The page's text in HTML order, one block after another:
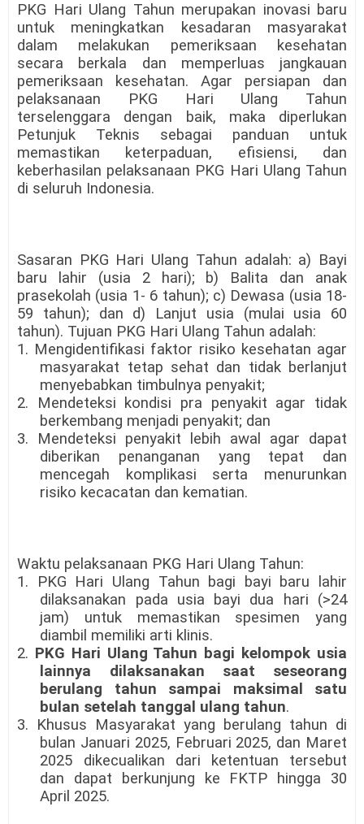
PKG Hari Ulang Tahun merupakan inovasi baru
untuk meningkatkan kesadaran masyarakat
dalam melakukan pemeriksaan kesehatan
secara berkala dan memperluas jangkauan
pemeriksaan kesehatan. Agar persiapan dan
pelaksanaan PKG Hari Ulang Tahun
terselenggara dengan baik, maka diperlukan
Petunjuk Teknis sebagai panduan untuk
memastikan keterpaduan, efisiensi, dan
keberhasilan pelaksanaan PKG Hari Ulang Tahun
di seluruh Indonesia.
Sasaran PKG Hari Ulang Tahun adalah: a) Bayi
baru lahir (usia 2 hari); b) Balita dan anak
prasekolah (usia 1- 6 tahun); c) Dewasa (usia 18-
59 tahun); dan d) Lanjut usia (mulai usia 60
tahun). Tujuan PKG Hari Ulang Tahun adalah:
1. Mengidentifikasi faktor risiko kesehatan agar
masyarakat tetap sehat dan tidak berlanjut
menyebabkan timbulnya penyakit;
2. Mendeteksi kondisi pra penyakit agar tidak
berkembang menjadi penyakit; dan
3. Mendeteksi penyakit lebih awal agar dapat
diberikan penanganan yang tepat dan
mencegah komplikasi serta menurunkan
risiko kecacatan dan kematian.
Waktu pelaksanaan PKG Hari Ulang Tahun:
1. PKG Hari Ulang Tahun bagi bayi baru lahir
dilaksanakan pada usia bayi dua hari (>24
jam) untuk memastikan spesimen yang
diambil memiliki arti klinis.
2. PKG Hari Ulang Tahun bagi kelompok usia
lainnya dilaksanakan saat seseorang
berulang tahun sampai maksimal satu
bulan setelah tanggal ulang tahun.
3. Khusus Masyarakat yang berulang tahun di
bulan Januari 2025, Februari 2025, dan Maret
2025 dikecualikan dari ketentuan tersebut
dan dapat berkunjung ke FKTP hingga 30
April 2025.